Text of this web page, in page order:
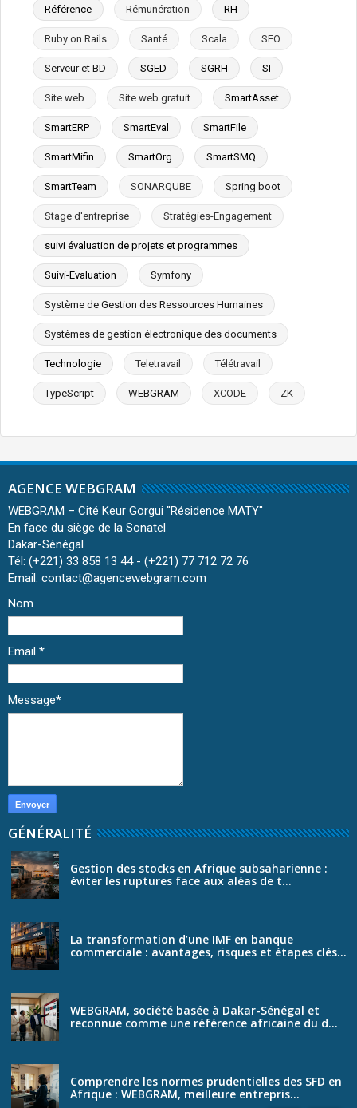
Référence Rémunération RH
Ruby on Rails Santé Scala SEO
Serveur et BD SGED SGRH SI
Site web Site web gratuit SmartAsset
SmartERP SmartEval SmartFile
SmartMifin SmartOrg SmartSMQ
SmartTeam SONARQUBE Spring boot
Stage d'entreprise Stratégies-Engagement
suivi évaluation de projets et programmes
Suivi-Evaluation Symfony
Système de Gestion des Ressources Humaines
Systèmes de gestion électronique des documents
Technologie Teletravail Télétravail
TypeScript WEBGRAM XCODE ZK
AGENCE WEBGRAM
WEBGRAM – Cité Keur Gorgui ''Résidence MATY''
En face du siège de la Sonatel
Dakar-Sénégal
Tél: (+221) 33 858 13 44 - (+221) 77 712 72 76
Email: contact@agencewebgram.com
Nom
Email *
Message*
GÉNÉRALITÉ
Gestion des stocks en Afrique subsaharienne :
éviter les ruptures face aux aléas de t...
La transformation d’une IMF en banque
commerciale : avantages, risques et étapes clés...
WEBGRAM, société basée à Dakar-Sénégal et
reconnue comme une référence africaine du d...
Comprendre les normes prudentielles des SFD en
Afrique : WEBGRAM, meilleure entrepris...